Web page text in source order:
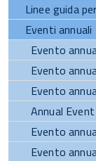
Linee guida
Eventi annuali
Evento
Evento
Evento
Annual
Evento
Evento